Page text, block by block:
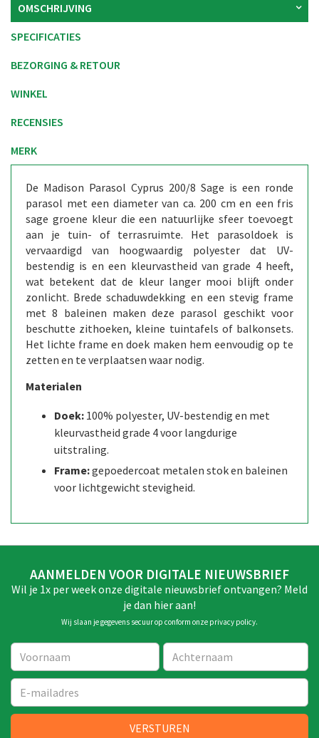
OMSCHRIJVING
SPECIFICATIES
BEZORGING & RETOUR
WINKEL
RECENSIES
MERK
De Madison Parasol Cyprus 200/8 Sage is een ronde
parasol met een diameter van ca. 200 cm en een fris
sage groene kleur die een natuurlijke sfeer toevoegt
aan je tuin- of terrasruimte. Het parasoldoek is
vervaardigd van hoogwaardig polyester dat UV-
bestendig is en een kleurvastheid van grade 4 heeft,
wat betekent dat de kleur langer mooi blijft onder
zonlicht. Brede schaduwdekking en een stevig frame
met 8 baleinen maken deze parasol geschikt voor
beschutte zithoeken, kleine tuintafels of balkonsets.
Het lichte frame en doek maken hem eenvoudig op te
zetten en te verplaatsen waar nodig.
Materialen
Doek: 100% polyester, UV-bestendig en met
kleurvastheid grade 4 voor langdurige
uitstraling.
Frame:gepoedercoat metalen stok en baleinen
voor lichtgewicht stevigheid.
AANMELDEN VOOR DIGITALE NIEUWSBRIEF
Wil je 1x per week onze digitale nieuwsbrief ontvangen? Meld
je dan hier aan!
Wij slaan je gegevens secuur op conform onze privacy policy.